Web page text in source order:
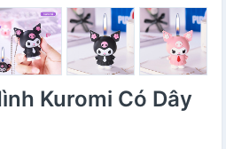
Kuromi Có Dây